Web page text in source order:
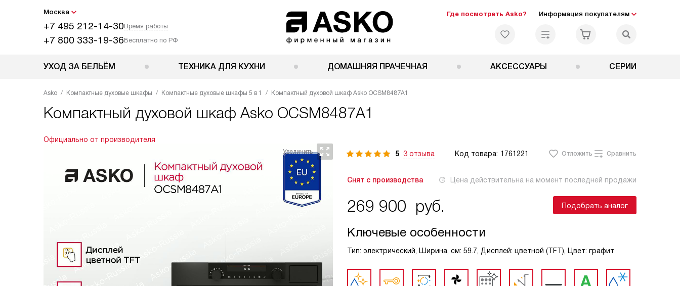
Москва
+7 495 212-14-30Время работы
+7 800 333-19-36Бесплатно по РФ
Где посмотреть Asko? Информация покупателям
УХОД ЗА БЕЛЬЁМ ТЕХНИКА ДЛЯ КУХНИ ДОМАШНЯЯ ПРАЧЕЧНАЯ АКСЕССУАРЫ СЕРИИ
Asko Компактные духовые шкафы Компактные духовые шкафы 5 в 1 Компактный духовой шкаф Asko OCSM8487A1
Компактный духовой шкаф Asko OCSM8487A1
Официально от производителя
5 3 отзыва Код товара: 1761221 Отложить Сравнить
Снят с производства Цена действительна на момент последней продажи
269 900 руб. Подобрать аналог
Ключевые особенности
Тип: электрический, Ширина, см: 59.7, Дисплей: цветной (TFT), Цвет: графит